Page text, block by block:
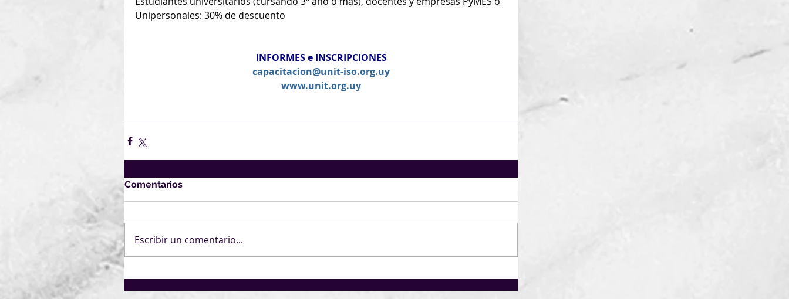
Unipersonales: 30% de descuento
INFORMES e INSCRIPCIONES
capacitacion@unit-iso.org.uy
www.unit.org.uy
Comentarios
Escribir un comentario...